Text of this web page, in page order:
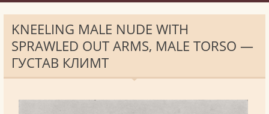
KNEELING MALE NUDE WITH
SPRAWLED OUT ARMS, MALE TORSO —
ГУСТАВ КЛИМТ